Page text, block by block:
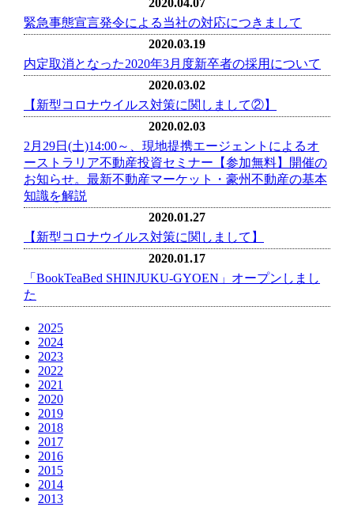
2020.04.07
緊急事態宣言発令による当社の対応につきまして
2020.03.19
内定取消となった2020年3月度新卒者の採用について
2020.03.02
【新型コロナウイルス対策に関しまして②】
2020.02.03
2月29日(土)14:00～、現地提携エージェントによるオ
ーストラリア不動産投資セミナー【参加無料】開催の
お知らせ。最新不動産マーケット・豪州不動産の基本
知識を解説
2020.01.27
【新型コロナウイルス対策に関しまして】
2020.01.17
「BookTeaBed SHINJUKU-GYOEN」オープンしまし
た
2025
2024
2023
2022
2021
2020
2019
2018
2017
2016
2015
2014
2013